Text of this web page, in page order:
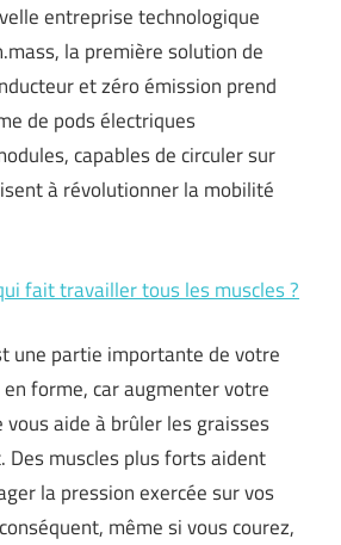
entreprise technologique
la première solution de
et zéro émission prend
de pods électriques
capables de circuler sur
à révolutionner la mobilité
fait travailler tous les muscles ?
une partie importante de votre
forme, car augmenter votre
vous aide à brûler les graisses
Des muscles plus forts aident
la pression exercée sur vos
même si vous courez,